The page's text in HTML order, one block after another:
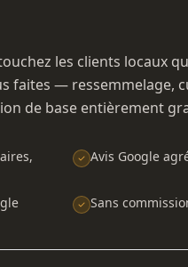
les clients locaux
faites — ressemmelage,
de base entièrement
Avis Google
Sans